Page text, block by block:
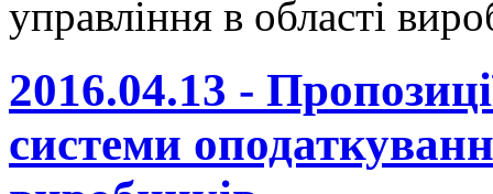
управління в області
2016.04.13 -
системи